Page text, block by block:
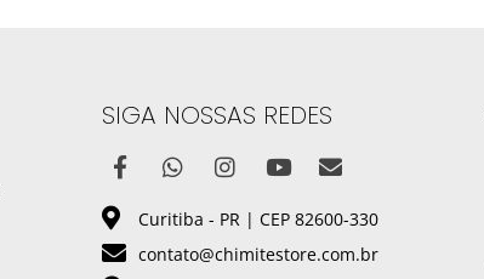
SIGA NOSSAS REDES
Curitiba - PR | CEP 82600-330
contato@chimitestore.com.br